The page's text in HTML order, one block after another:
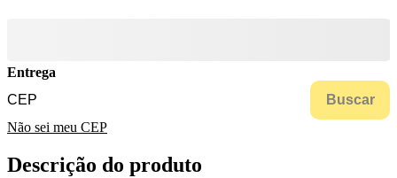
Entrega
Buscar
Não sei meu CEP
Descrição do produto